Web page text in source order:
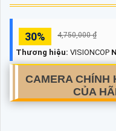
30% 4,750,000 ₫
Thương hiệu: VISIONCOP
CAMERA CHÍNH
CỦA